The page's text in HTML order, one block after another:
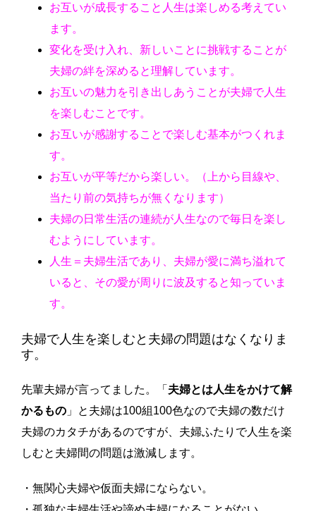
お互いが成長すること人生は楽しめる考えてい
ます。
変化を受け入れ、新しいことに挑戦することが
夫婦の絆を深めると理解しています。
お互いの魅力を引き出しあうことが夫婦で人生
を楽しむことです。
お互いが感謝することで楽しむ基本がつくれま
す。
お互いが平等だから楽しい。（上から目線や、
当たり前の気持ちが無くなります）
夫婦の日常生活の連続が人生なので毎日を楽し
むようにしています。
人生＝夫婦生活であり、夫婦が愛に満ち溢れて
いると、その愛が周りに波及すると知っていま
す。
夫婦で人生を楽しむと夫婦の問題はなくなりま
す。
先輩夫婦が言ってました。「 夫婦とは人生をかけて解
かるもの 」と夫婦は100組100色なので夫婦の数だけ
夫婦のカタチがあるのですが、夫婦ふたりで人生を楽
しむと夫婦間の問題は激減します。
・無関心夫婦や仮面夫婦にならない。